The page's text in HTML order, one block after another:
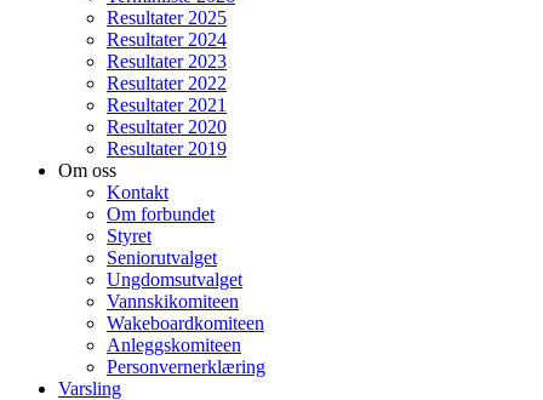
Resultater 2025
Resultater 2024
Resultater 2023
Resultater 2022
Resultater 2021
Resultater 2020
Resultater 2019
Om oss
Kontakt
Om forbundet
Styret
Seniorutvalget
Ungdomsutvalget
Vannskikomiteen
Wakeboardkomiteen
Anleggskomiteen
Personvernerklæring
Varsling